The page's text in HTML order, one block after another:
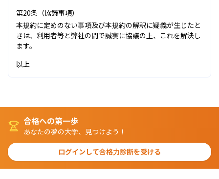
第20条（協議事項）
本規約に定めのない事項及び本規約の解釈に疑義が生じたと
きは、利用者等と弊社の間で誠実に協議の上、これを解決し
ます。
以上
合格への第一歩
あなたの夢の大学、見つけよう！
ログインして合格力診断を受ける